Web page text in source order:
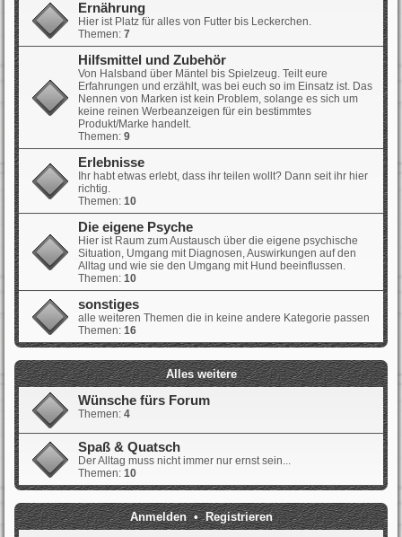
Ernährung
Hier ist Platz für alles von Futter bis Leckerchen.
Themen: 7
Hilfsmittel und Zubehör
Von Halsband über Mäntel bis Spielzeug. Teilt eure
Erfahrungen und erzählt, was bei euch so im Einsatz ist. Das
Nennen von Marken ist kein Problem, solange es sich um
keine reinen Werbeanzeigen für ein bestimmtes
Produkt/Marke handelt.
Themen: 9
Erlebnisse
Ihr habt etwas erlebt, dass ihr teilen wollt? Dann seit ihr hier
richtig.
Themen: 10
Die eigene Psyche
Hier ist Raum zum Austausch über die eigene psychische
Situation, Umgang mit Diagnosen, Auswirkungen auf den
Alltag und wie sie den Umgang mit Hund beeinflussen.
Themen: 10
sonstiges
alle weiteren Themen die in keine andere Kategorie passen
Themen: 16
Alles weitere
Wünsche fürs Forum
Themen: 4
Spaß & Quatsch
Der Alltag muss nicht immer nur ernst sein...
Themen: 10
Anmelden•Registrieren